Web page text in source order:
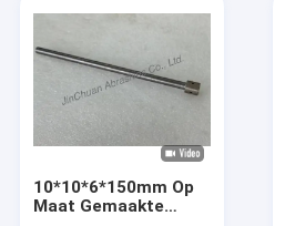
10*10*6*150mm Op
Maat Gemaakte